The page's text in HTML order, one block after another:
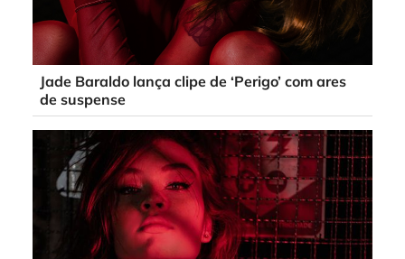
Jade Baraldo lança clipe de ‘Perigo’ com ares
de suspense